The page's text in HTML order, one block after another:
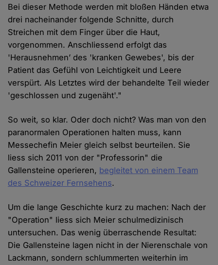
Bei dieser Methode werden mit bloßen Händen etwa
drei nacheinander folgende Schnitte, durch
Streichen mit dem Finger über die Haut,
vorgenommen. Anschliessend erfolgt das
'Herausnehmen’ des 'kranken Gewebes', bis der
Patient das Gefühl von Leichtigkeit und Leere
verspürt. Als Letztes wird der behandelte Teil wieder
'geschlossen und zugenäht'."
So weit, so klar. Oder doch nicht? Was man von den
paranormalen Operationen halten muss, kann
Messechefin Meier gleich selbst beurteilen. Sie
liess sich 2011 von der "Professorin" die
Gallensteine operieren, begleitet von einem Team
des Schweizer Fernsehens.
Um die lange Geschichte kurz zu machen: Nach der
"Operation" liess sich Meier schulmedizinisch
untersuchen. Das wenig überraschende Resultat:
Die Gallensteine lagen nicht in der Nierenschale von
Lackmann, sondern schlummerten weiterhin im